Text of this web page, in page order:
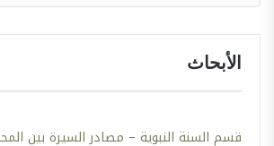
الأبحاث
قسم السنة النبوية – مصادر السيرة بين